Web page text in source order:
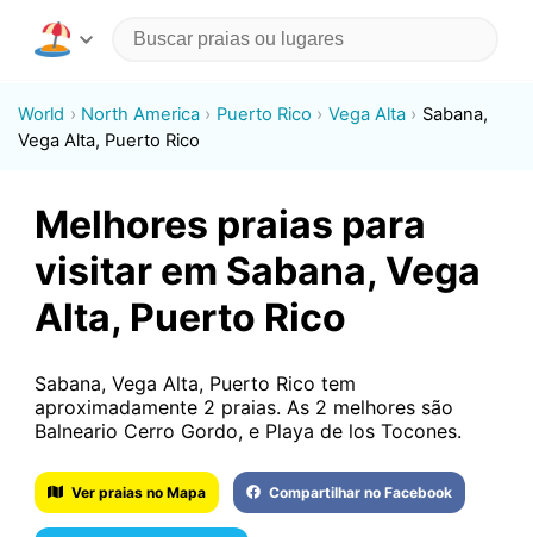
World North America Puerto Rico Vega Alta
Sabana,
Vega Alta, Puerto Rico
Melhores praias para
visitar em Sabana, Vega
Alta, Puerto Rico
Sabana, Vega Alta, Puerto Rico tem
aproximadamente 2 praias. As 2 melhores são
Balneario Cerro Gordo, e Playa de los Tocones.
Ver praias no Mapa Compartilhar no Facebook